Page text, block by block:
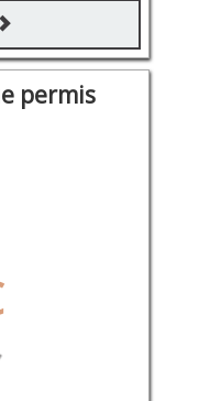
permis